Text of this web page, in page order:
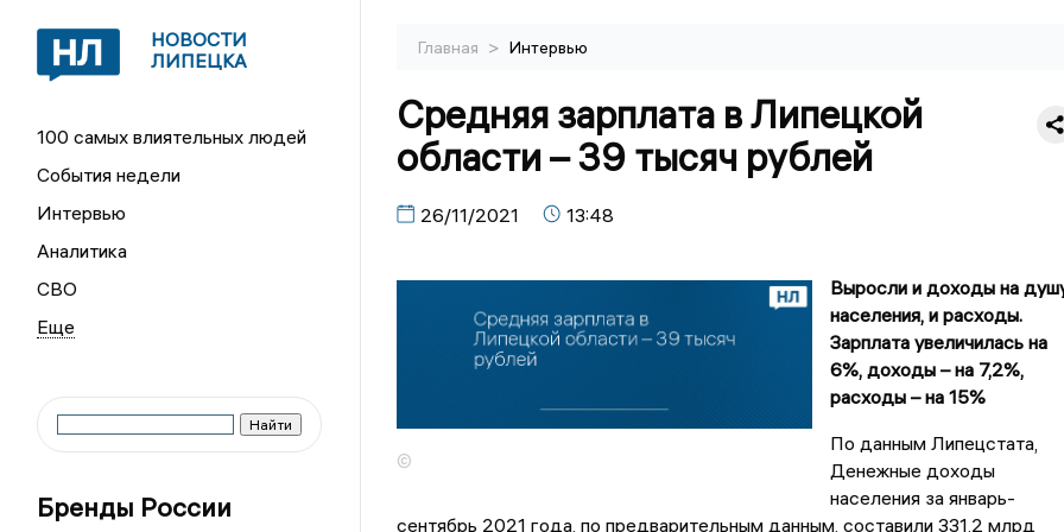
НОВОСТИ
ЛИПЕЦКА
100 самых влиятельных людей
События недели
Интервью
Аналитика
СВО
Бренды России
Главная > Интервью
Средняя зарплата в Липецкой
области – 39 тысяч рублей
26/11/2021 13:48
©
Выросли и доходы на
населения, и расходы.
Зарплата увеличилась на
6%, доходы – на 7,2%,
расходы – на 15%
По данным Липецстата,
Денежные доходы
населения за январь-
сентябрь 2021 года, по предварительным данным, составили 331,2 млрд